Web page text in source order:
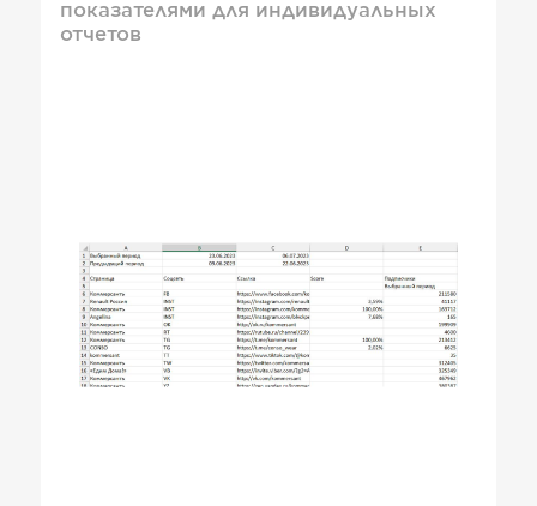
показателями для индивидуальных
отчетов